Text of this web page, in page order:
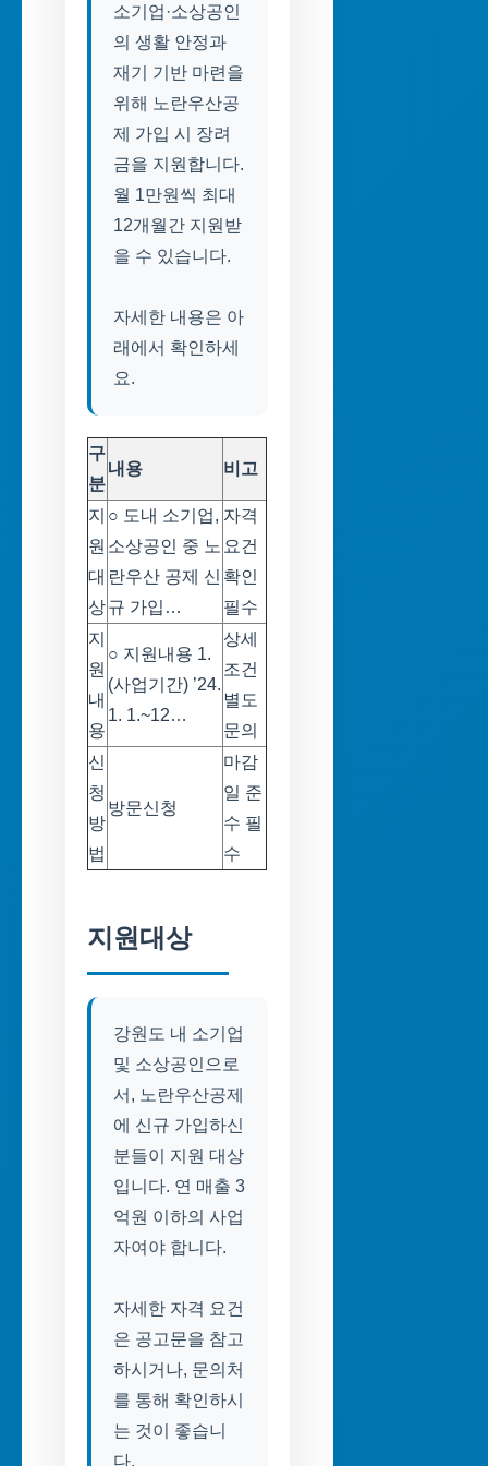
소기업·소상공인
의 생활 안정과
재기 기반 마련을
위해 노란우산공
제 가입 시 장려
금을 지원합니다.
월 1만원씩 최대
12개월간 지원받
을 수 있습니다.
자세한 내용은 아
래에서 확인하세
요.
구
분
내용 비고
지
원
대
상
○ 도내 소기업,
소상공인 중 노
란우산 공제 신
규 가입…
자격
요건
확인
필수
지
원
내
용
○ 지원내용 1.
(사업기간) ’24.
1. 1.~12…
상세
조건
별도
문의
신
청
방
법
방문신청
마감
일 준
수 필
수
지원대상
강원도 내 소기업
및 소상공인으로
서, 노란우산공제
에 신규 가입하신
분들이 지원 대상
입니다. 연 매출 3
억원 이하의 사업
자여야 합니다.
자세한 자격 요건
은 공고문을 참고
하시거나, 문의처
를 통해 확인하시
는 것이 좋습니
다.